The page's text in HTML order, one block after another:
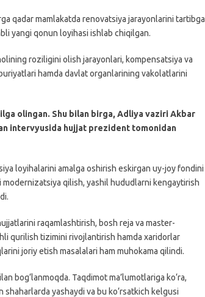
qadar mamlakatda renovatsiya jarayonlarini tartibga
yangi qonun loyihasi ishlab chiqilgan.
roziligini olish jarayonlari, kompensatsiya va
hamda davlat organlarining vakolatlarini
olingan. Shu bilan birga, Adliya vaziri Akbar
intervyusida hujjat prezident tomonidan
loyihalarini amalga oshirish eskirgan uy-joy fondini
qilish, yashil hududlarni kengaytirish
raqamlashtirish, bosh reja va master-
qurilish tizimini rivojlantirish hamda xaridorlar
joriy etish masalalari ham muhokama qilindi.
bog‘lanmoqda. Taqdimot ma’lumotlariga ko‘ra,
yashaydi va bu ko‘rsatkich kelgusi